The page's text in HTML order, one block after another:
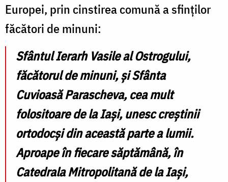
Europei, prin cinstirea comună a sfinților
făcători de minuni:
Sfântul Ierarh Vasile al Ostrogului,
făcătorul de minuni, și Sfânta
Cuvioasă Parascheva, cea mult
folositoare de la Iași, unesc creștinii
ortodocși din această parte a lumii.
Aproape în fiecare săptămână, în
Catedrala Mitropolitană de la Iași,